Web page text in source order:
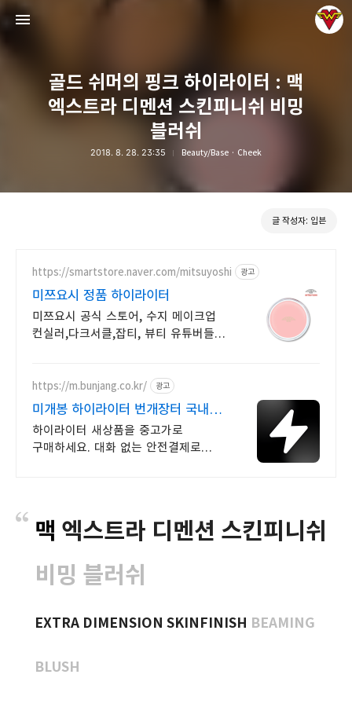
골드 쉬머의 핑크 하이라이터 : 맥
엑스트라 디멘션 스킨피니쉬 비밍
블러쉬
2018. 8. 28. 23:35 Beauty/Base · Cheek
글 작성자: 입븐
https://smartstore.naver.com/mitsuyoshi 광고
미쯔요시 정품 하이라이터
미쯔요시 공식 스토어, 수지 메이크업
컨실러,다크서클,잡티, 뷰티 유튜버들의
https://m.bunjang.co.kr/ 광고
미개봉 하이라이터 번개장터 국내
최대 브랜드 중고거래
하이라이터 새상품을 중고가로
구매하세요. 대화 없는 안전결제로
맥 엑스트라 디멘션 스킨피니쉬
비밍 블러쉬
EXTRA DIMENSION SKINFINISH BEAMING
BLUSH
입븐